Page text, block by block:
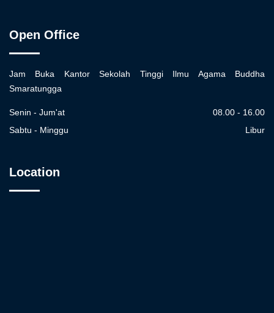
Open Office
Jam Buka Kantor Sekolah Tinggi Ilmu Agama Buddha
Smaratungga
Senin - Jum'at
08.00 - 16.00
Sabtu - Minggu
Libur
Location